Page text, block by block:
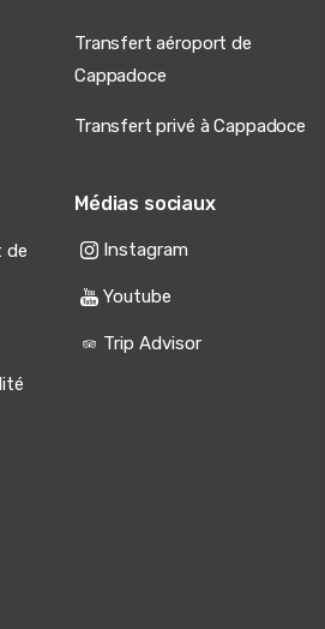
très professionnel, van
propre, trajet correct.
notre famille de quatre
climatisée et
Transfert aéroport de
Cappadoce
Transfert privé à Cappadoce
de
Médias sociaux
Instagram
Youtube
Trip Advisor